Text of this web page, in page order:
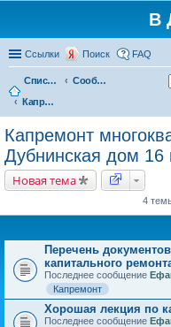
В
Ссылки Поиск FAQ
Список форумов
Сообщества жителей
Капремонт многоквартирного дома Дубнинская дом 16 корпус 1
Капремонт
Дубнинская дом 16
Новая тема
4
Перечень
капитального
Последнее сообщение
Капремонт
Хорошая лекция по
Последнее сообщение